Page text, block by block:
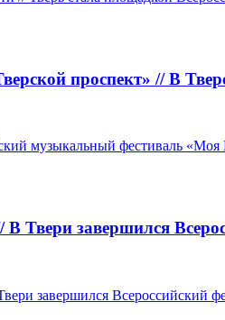
проспект» // В
В Твери завершился